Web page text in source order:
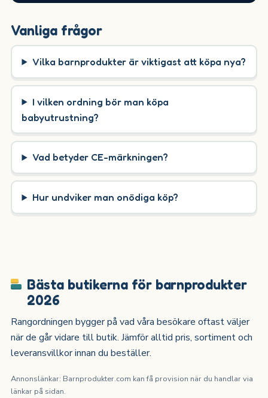
Vanliga frågor
Vilka barnprodukter är viktigast att köpa nya?
I vilken ordning bör man köpa
babyutrustning?
Vad betyder CE-märkningen?
Hur undviker man onödiga köp?
Bästa butikerna för barnprodukter
2026
Rangordningen bygger på vad våra besökare oftast väljer
när de går vidare till butik. Jämför alltid pris, sortiment och
leveransvillkor innan du beställer.
Annonslänkar: Barnprodukter.com kan få provision när du handlar via
länkar på sidan.